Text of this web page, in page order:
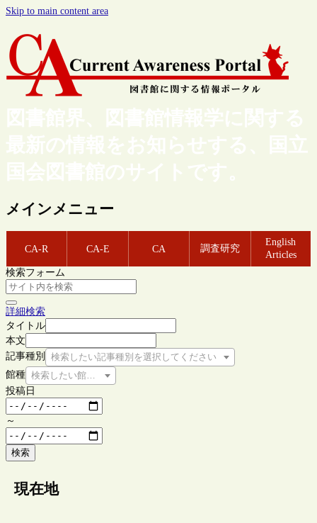
Skip to main content area
図書館界、図書館情報学に関する
最新の情報をお知らせする、国立
国会図書館のサイトです。
メインメニュー
CA-R CA-E CA 調査研究
English
Articles
検索フォーム
詳細検索
タイトル
本文
記事種別
検索したい記事種別を選択してください
館種 検索したい館種を選択してください
投稿日
～
検索
現在地